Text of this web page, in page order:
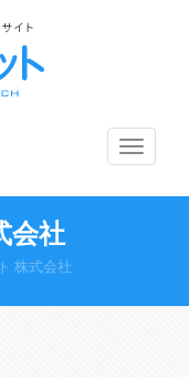
メ
ニ
ュ
え
会社
株式会社